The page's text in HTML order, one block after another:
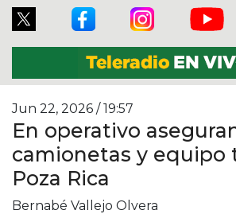
Jun 22, 2026 / 19:57
En operativo
camionetas y equipo
Poza Rica
Bernabé Vallejo Olvera